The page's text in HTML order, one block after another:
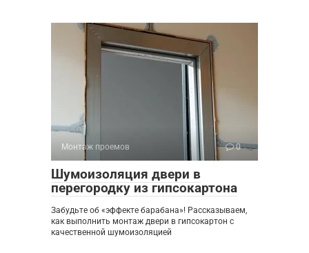
Монтаж проемов 0
Шумоизоляция двери в
перегородку из гипсокартона
Забудьте об «эффекте барабана»! Рассказываем,
как выполнить монтаж двери в гипсокартон с
качественной шумоизоляцией